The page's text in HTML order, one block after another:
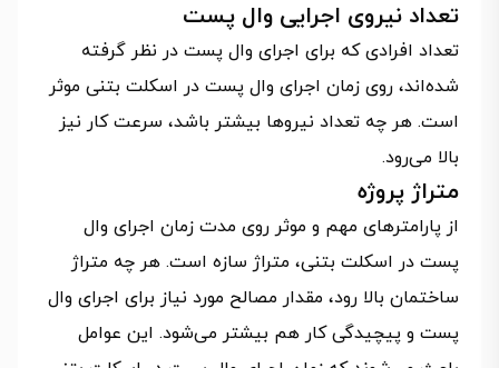
تعداد نیروی اجرایی وال پست
تعداد افرادی که برای اجرای وال پست در نظر گرفته
شده‌اند، روی زمان اجرای وال پست در اسکلت بتنی موثر
است. هر چه تعداد نیروها بیشتر باشد، سرعت کار نیز
بالا می‌رود.
متراژ پروژه
از پارامترهای مهم و موثر روی مدت زمان اجرای وال
پست در اسکلت بتنی، متراژ سازه است. هر چه متراژ
ساختمان بالا رود، مقدار مصالح مورد نیاز برای اجرای وال
پست و پیچیدگی کار هم بیشتر می‌شود. این عوامل